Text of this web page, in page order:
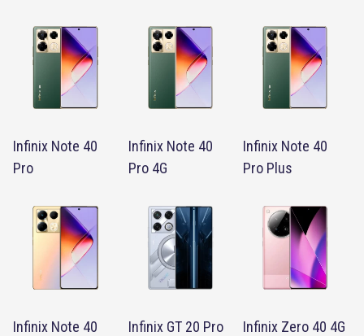
Infinix Note 40
Pro
Infinix Note 40
Pro 4G
Infinix Note 40
Pro Plus
Infinix Note 40 Infinix GT 20 Pro Infinix Zero 40 4G